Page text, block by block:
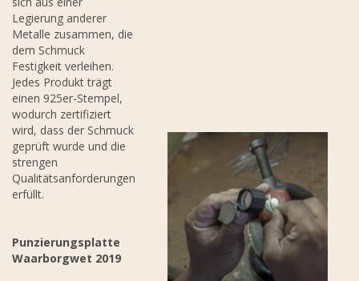
Legierung anderer
Metalle zusammen, die
dem Schmuck
Festigkeit verleihen.
Jedes Produkt trägt
einen 925er-Stempel,
wodurch zertifiziert
wird, dass der Schmuck
geprüft wurde und die
strengen
Qualitätsanforderungen
erfüllt.
Punzierungsplatte
Waarborgwet 2019